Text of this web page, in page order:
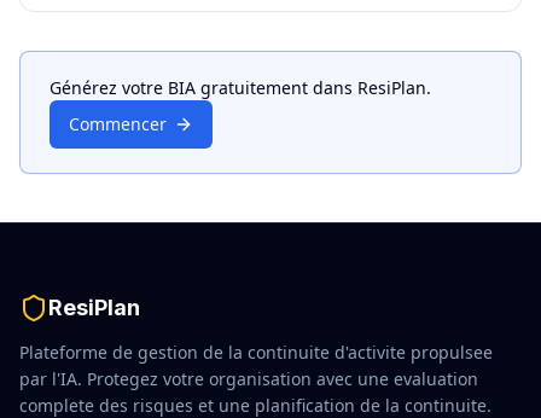
Générez votre BIA gratuitement dans ResiPlan.
Commencer
ResiPlan
Plateforme de gestion de la continuite d'activite propulsee
par l'IA. Protegez votre organisation avec une evaluation
complete des risques et une planification de la continuite.